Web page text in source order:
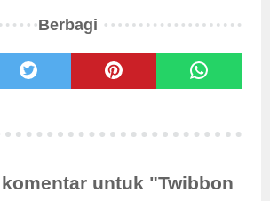
Berbagi
untuk "Twibbon